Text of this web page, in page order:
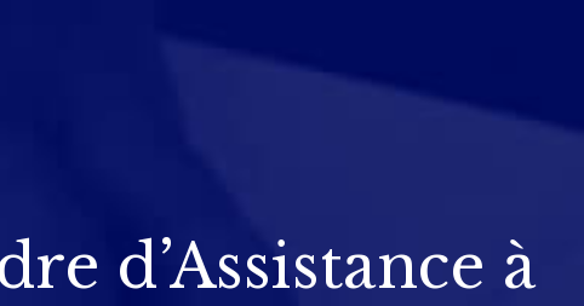
d’Assistance à